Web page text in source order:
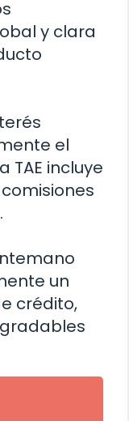
y clara
el
TAE incluye
un
crédito,